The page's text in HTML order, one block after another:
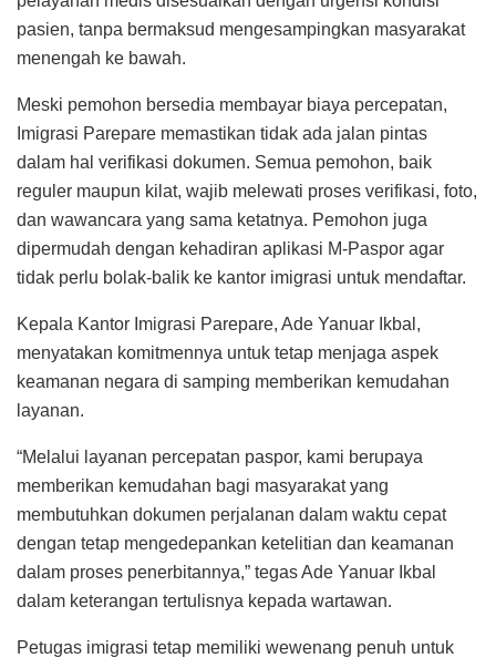
pasien, tanpa bermaksud mengesampingkan masyarakat
menengah ke bawah.
Meski pemohon bersedia membayar biaya percepatan,
Imigrasi Parepare memastikan tidak ada jalan pintas
dalam hal verifikasi dokumen. Semua pemohon, baik
reguler maupun kilat, wajib melewati proses verifikasi, foto,
dan wawancara yang sama ketatnya. Pemohon juga
dipermudah dengan kehadiran aplikasi M-Paspor agar
tidak perlu bolak-balik ke kantor imigrasi untuk mendaftar.
Kepala Kantor Imigrasi Parepare, Ade Yanuar Ikbal,
menyatakan komitmennya untuk tetap menjaga aspek
keamanan negara di samping memberikan kemudahan
layanan.
“Melalui layanan percepatan paspor, kami berupaya
memberikan kemudahan bagi masyarakat yang
membutuhkan dokumen perjalanan dalam waktu cepat
dengan tetap mengedepankan ketelitian dan keamanan
dalam proses penerbitannya,” tegas Ade Yanuar Ikbal
dalam keterangan tertulisnya kepada wartawan.
Petugas imigrasi tetap memiliki wewenang penuh untuk